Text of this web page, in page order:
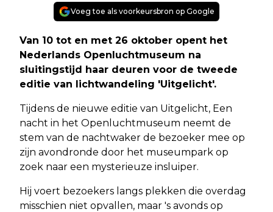
Voeg toe als voorkeursbron op Google
Van 10 tot en met 26 oktober opent het
Nederlands Openluchtmuseum na
sluitingstijd haar deuren voor de tweede
editie van lichtwandeling 'Uitgelicht'.
Tijdens de nieuwe editie van Uitgelicht, Een
nacht in het Openluchtmuseum neemt de
stem van de nachtwaker de bezoeker mee op
zijn avondronde door het museumpark op
zoek naar een mysterieuze insluiper.
Hij voert bezoekers langs plekken die overdag
misschien niet opvallen, maar 's avonds op